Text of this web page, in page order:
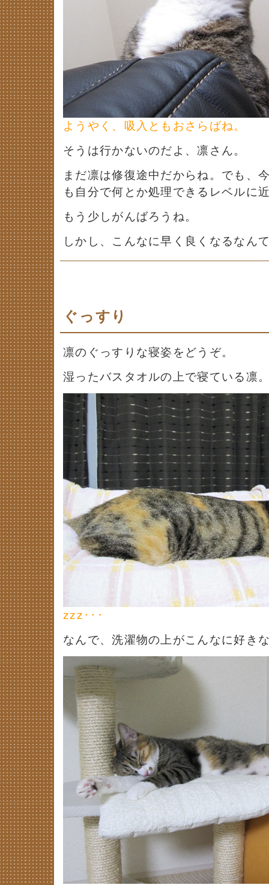
ようやく、吸入ともおさらばね。
そうは行かないのだよ、凛さん。
まだ凛は修復途中だからね。でも、
も自分で何とか処理できるレベルに
もう少しがんばろうね。
しかし、こんなに早く良くなるなん
ぐっすり
凛のぐっすりな寝姿をどうぞ。
湿ったバスタオルの上で寝ている凛
zzz･･･
なんで、洗濯物の上がこんなに好き